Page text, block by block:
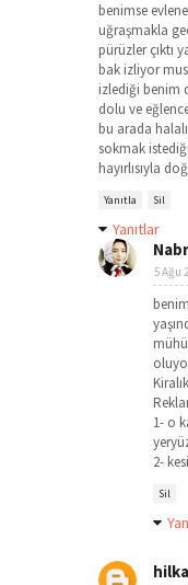
benimse
uğraşmakla
pürüzler çıktı
bak izliyor
izlediği benim
dolu ve
bu arada
sokmak
hayırlısıyla
Yanıtla Sil
Yanıtlar
5 Ağu
1- o
2-
Sil